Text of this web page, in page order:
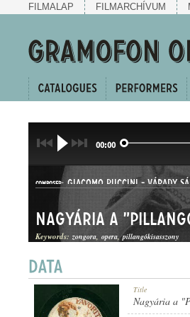
FILMALAP FILMARCHÍVUM
00:00
COMPOSER: GIACOMO PUCCINI-VÁRADY
ÁRIA
Nagyária a
Keywords: zongora opera pillangókisasszony
Title
Nagyária a